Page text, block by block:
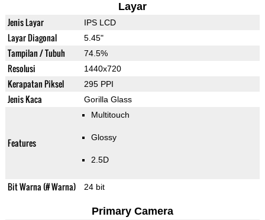
Layar
Jenis Layar IPS LCD
Layar Diagonal 5.45"
Tampilan / Tubuh 74.5%
Resolusi 1440x720
Kerapatan Piksel 295 PPI
Jenis Kaca Gorilla Glass
Features
Multitouch
Glossy
2.5D
Bit Warna (# Warna) 24 bit
Primary Camera